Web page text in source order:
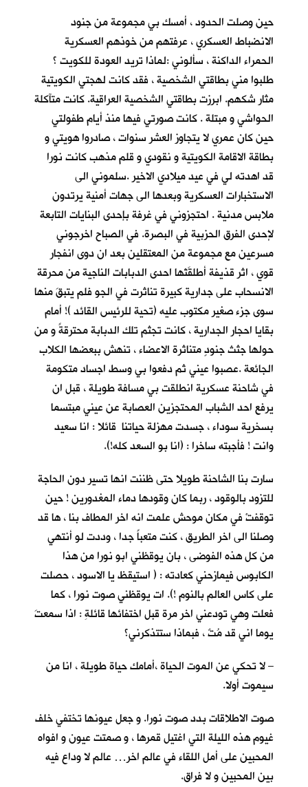
حين وصلت الحدود ، أمسك بي مجموعة من جنود
الانضباط العسكري ، عرفتهم من خوذهم العسكرية
الحمراء الداكنة ، سألوني :لماذا تريد العودة للكويت ؟
طلبوا مني بطاقتي الشخصية ، فقد كانت لهجتي الكويتية
مثار شكهم. ابرزت بطاقتي الشخصية العراقية. كانت متآكلة
الحواشي و مبتلة . كانت صورتي فيها منذ أيام طفولتي
حين كان عمري لا يتجاوز العشر سنوات ، صادروا هويتي و
بطاقة الاقامة الكويتية و نقودي و قلم مذهب كانت نورا
قد اهدته لي في عيد ميلادي الاخير .سلموني الى
الاستخبارات العسكرية وبعدها الى جهات أمنية يرتدون
ملابس مدنية . احتجزوني في غرفة بإحدى البنايات التابعة
لإحدى الفرق الحزبية في البصرة. في الصباح اخرجوني
مسرعين مع مجموعة من المعتقلين بعد ان دوى انفجار
قوي ، اثر قذيفة أطلقَتْها احدى الدبابات الناجية من محرقة
الانسحاب على جدارية كبيرة تناثرت في الجو فلم يتبقَ منها
سوى جزء صغير مكتوب عليه (تحية للرئيس القائد )! أمام
بقايا احجار الجدارية ، كانت تجثم تلك الدبابة محترقةً و من
حولها جثث جنودٍ متناثرة الاعضاء ، تنهش ببعضها الكلاب
الجائعة .عصبوا عيني ثم دفعوا بي وسط اجساد متكومة
في شاحنة عسكرية انطلقت بي مسافة طويلة ، قبل ان
يرفع احد الشباب المحتجزين العصابة عن عيني مبتسما
بسخرية سوداء ، جسدت مهزلة حياتنا قائلا : انا سعيد
وانت ! فأجبته ساخرا : (انا بو السعد كله!).
سارت بنا الشاحنة طويلا حتى ظننت انها تسير دون الحاجة
للتزود بالوقود ، ربما كان وقودها دماء المغدورين ! حين
توقفتْ في مكان موحش علمت انه اخر المطاف بنا ، ها قد
وصلنا الى اخر الطريق ، كنت متعباً جدا ، وددت لو أنتهي
من كل هذه الفوضى ، بان يوقظني ابو نورا من هذا
الكابوس فيمازحني كعادته : ( استيقظ يا الاسود ، حصلت
على كاس العالم بالنوم !). ات يوقظني صوت نورا ، كما
فعلت وهي تودعني اخر مرة قبل اختفائها قائلةِ : اذا سمعتَ
يوما اني قد مُتٌ ، فبماذا ستتذكرني؟
– لا تحكي عن الموت الحياة ،أمامك حياة طويلة ، انا من
سيموت أولا.
صوت الاطلاقات بدد صوت نورا. و جعل عيونها تختفي خلف
غيوم هذه الليلة التي اغتيل قمرها ، و صمتت عيون و افواه
المحبين على أمل اللقاء في عالم اخر… عالم لا وداع فيه
بين المحبين و لا فراق.